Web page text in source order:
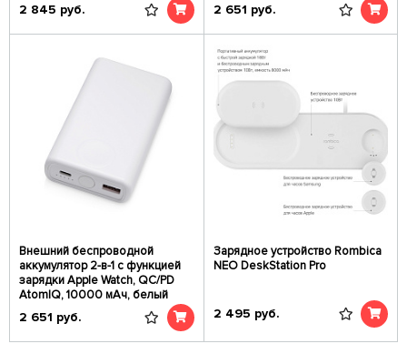
2 845 руб. 2 651 руб.
Внешний беспроводной
аккумулятор 2-в-1 с функцией
зарядки Apple Watch, QC/PD
AtomIQ, 10000 мАч, белый
2 651 руб.
Зарядное устройство Rombica
NEO DeskStation Pro
2 495 руб.